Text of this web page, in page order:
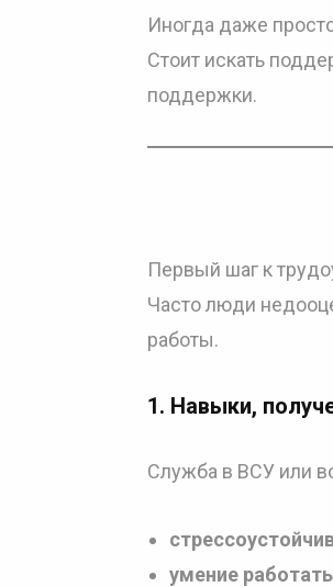
Иногда даже
Стоит искать
поддержки.
Первый шаг к
Часто люди
работы.
1. Навыки,
Служба в ВСУ или
умение